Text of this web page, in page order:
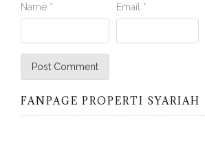
Name * Email *
FANPAGE PROPERTI SYARIAH